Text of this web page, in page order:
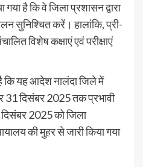
गया है कि वे जिला प्रशासन द्वारा
सुनिश्चित करें। हालांकि, प्री-
विशेष कक्षाएं एवं परीक्षाएं
कि यह आदेश नालंदा जिले में
31 दिसंबर 2025 तक प्रभावी
2025 को जिला
की मुहर से जारी किया गया